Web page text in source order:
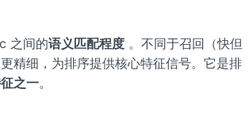
之间的语义匹配程度。不同于召回（快但
精细，为排序提供核心特征信号。它是排
之一。